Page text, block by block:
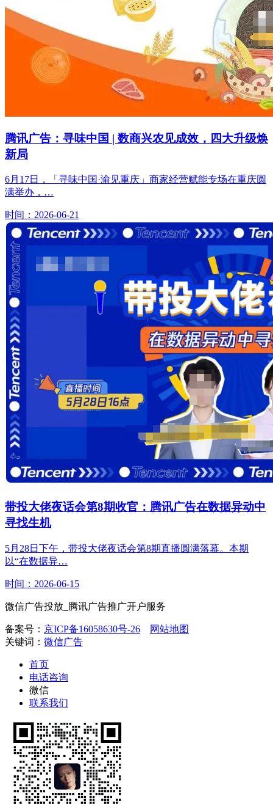
腾讯广告：寻味中国 | 数商兴农见成效，四大升级焕
新局
6月17日，「寻味中国·渝见重庆」商家经营赋能专场在重庆圆
满举办，…
时间：2026-06-21
带投大佬夜话会第8期收官：腾讯广告在数据异动中
寻找生机
5月28日下午，带投大佬夜话会第8期直播圆满落幕。本期
以“在数据异…
时间：2026-06-15
微信广告投放_腾讯广告推广开户服务
备案号： 京ICP备16058630号-26
网站地图
关键词： 微信广告
首页
电话咨询
微信
联系我们